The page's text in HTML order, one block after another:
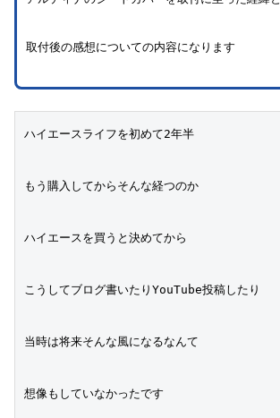
取付後の感想についての内容になります
ハイエースライフを初めて2年半
もう購入してからそんな経つのか
ハイエースを買うと決めてから
こうしてブログ書いたりYouTube投稿したり
当時は将来そんな風になるなんて
想像もしていなかったです